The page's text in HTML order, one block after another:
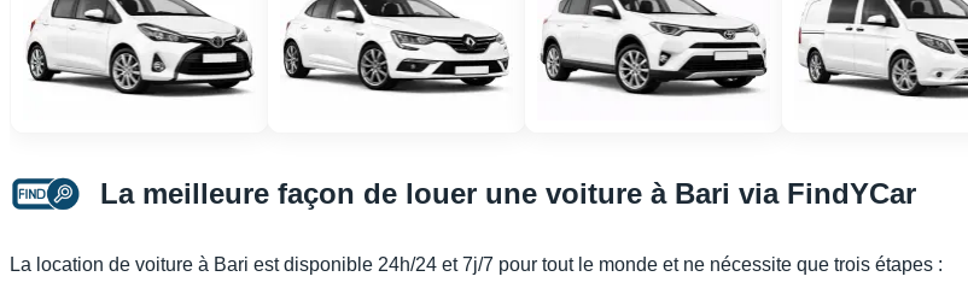
La meilleure façon de louer une voiture à Bari via FindYCar
La location de voiture à Bari est disponible 24h/24 et 7j/7 pour tout le monde et ne nécessite que trois étapes :